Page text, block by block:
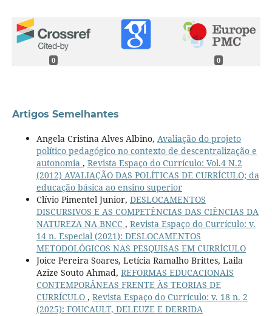
0 0
Artigos Semelhantes
Angela Cristina Alves Albino, Avaliação do projeto
político pedagógico no contexto de descentralização e
autonomia , Revista Espaço do Currículo: Vol.4 N.2
(2012) AVALIAÇÃO DAS POLÍTICAS DE CURRÍCULO; da
educação básica ao ensino superior
Clívio Pimentel Junior, DESLOCAMENTOS
DISCURSIVOS E AS COMPETÊNCIAS DAS CIÊNCIAS DA
NATUREZA NA BNCC , Revista Espaço do Currículo: v.
14 n. Especial (2021): DESLOCAMENTOS
METODOLÓGICOS NAS PESQUISAS EM CURRÍCULO
Joice Pereira Soares, Letícia Ramalho Brittes, Laila
Azize Souto Ahmad, REFORMAS EDUCACIONAIS
CONTEMPORÂNEAS FRENTE ÀS TEORIAS DE
CURRÍCULO , Revista Espaço do Currículo: v. 18 n. 2
(2025): FOUCAULT, DELEUZE E DERRIDA